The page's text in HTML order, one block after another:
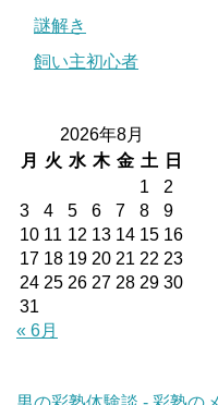
謎解き
飼い主初心者
2026年8月
月
火 水 木 金 土
日
1
2
3
4 5 6 7 8
9
10 11 12 13 14 15 16
17 18 19 20 21 22 23
24 25 26 27 28 29 30
31
« 6月